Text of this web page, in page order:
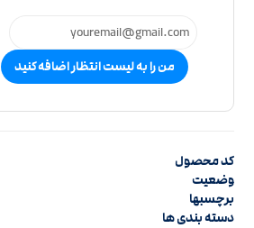
من را به لیست انتظار اضافه کنید
کد محصول
وضعیت
برچسبها
دسته بندی ها